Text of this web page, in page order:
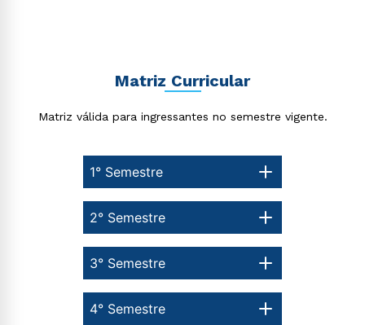
Matriz Curricular
Matriz válida para ingressantes no semestre vigente.
1° Semestre
4° Semestre
3° Semestre
2° Semestre